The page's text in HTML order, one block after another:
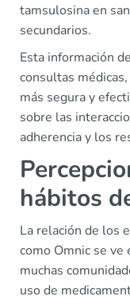
tamsulosina en
secundarios.
Esta información
consultas
más segura y
sobre las
adherencia y los
hábitos
La relación de los
como Omnic se ve
muchas
uso de